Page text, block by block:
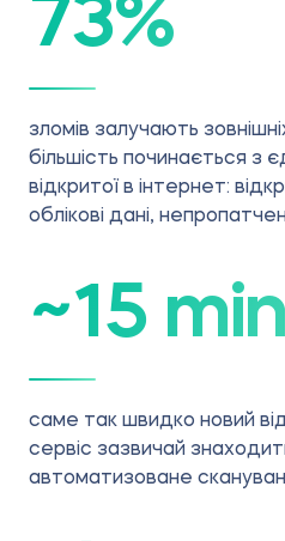
73%
зломів залучають
більшість починається з
відкритої в інтернет:
облікові дані,
~15 min
саме так швидко новий
сервіс зазвичай
автоматизоване